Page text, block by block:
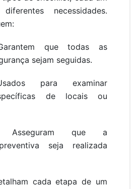
necessidades.
que todas as
sejam seguidas.
para examinar
de locais ou
Asseguram que a
seja realizada
cada etapa de um